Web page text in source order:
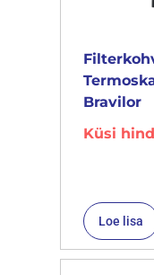
Bravilor
Küsi
Loe lisa